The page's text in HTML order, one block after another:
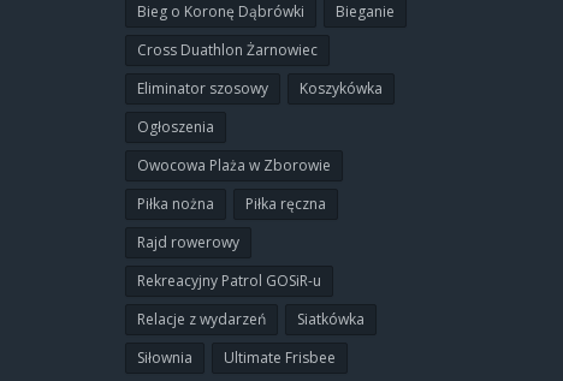
Bieg o Koronę Dąbrówki
Bieganie
Cross Duathlon Żarnowiec
Eliminator szosowy
Koszykówka
Ogłoszenia
Owocowa Plaża w Zborowie
Piłka nożna
Piłka ręczna
Rajd rowerowy
Rekreacyjny Patrol GOSiR-u
Relacje z wydarzeń
Siatkówka
Siłownia
Ultimate Frisbee